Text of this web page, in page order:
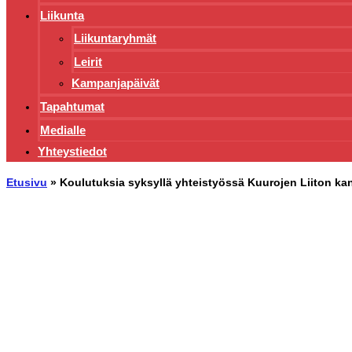
Liikunta
Liikuntaryhmät
Leirit
Kampanjapäivät
Tapahtumat
Medialle
Yhteystiedot
Etusivu » Koulutuksia syksyllä yhteistyössä Kuurojen Liiton